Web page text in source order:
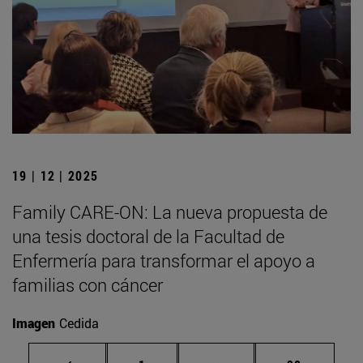
19 | 12 | 2025
Family CARE-ON: La nueva propuesta de
una tesis doctoral de la Facultad de
Enfermería para transformar el apoyo a
familias con cáncer
Imagen Cedida